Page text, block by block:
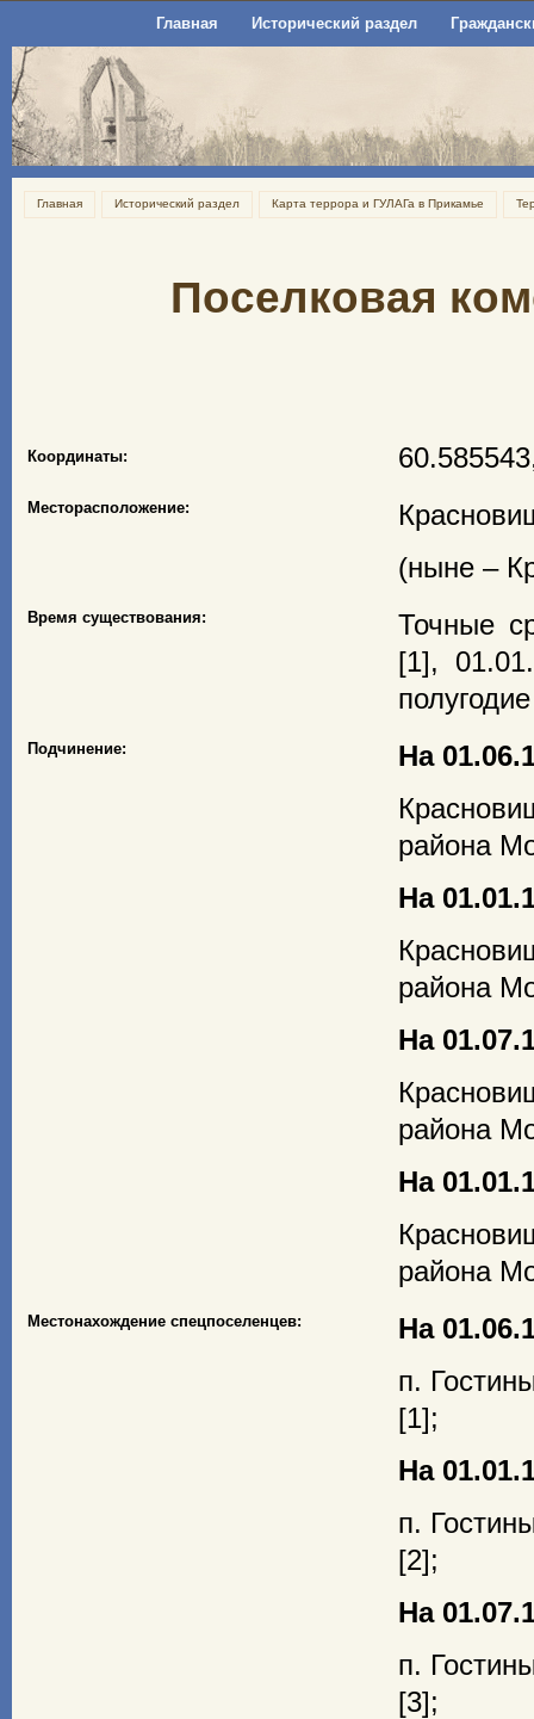
Главная Исторический раздел
Главная Исторический раздел Карта террора и ГУЛАГа в Прикамье
Поселковая
Координаты:
Месторасположение:
(ныне –
Время существования:
Точные
[1],
Подчинение:
На
района
На
района
На
района
На
района
Местонахождение спецпоселенцев:
На
п.
[1];
На
п.
[2];
На
п.
[3];